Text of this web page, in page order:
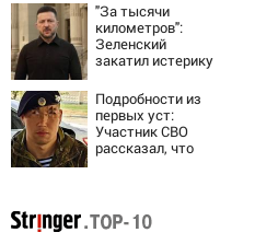
"За тысячи
километров":
Зеленский
закатил истерику
ночного удара
Подробности из
первых уст:
Участник СВО
рассказал, что